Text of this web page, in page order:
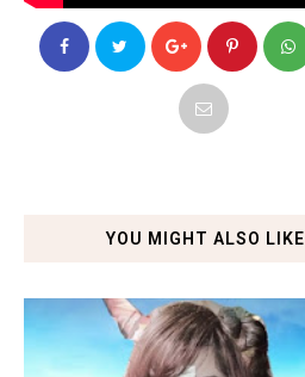
YOU MIGHT ALSO LIKE